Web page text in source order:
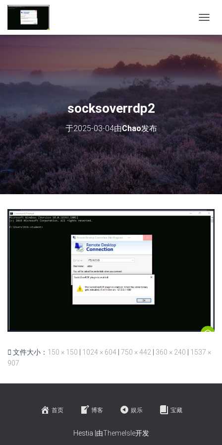
换
socksoverrdp2
于2025-03-04由Chao发布
文件大小： 150 × 150 1024 × 604 750 × 442 360 × 240
1537 ×
907
首页 博客 娱乐 宝藏
Hestia |由ThemeIsle开发